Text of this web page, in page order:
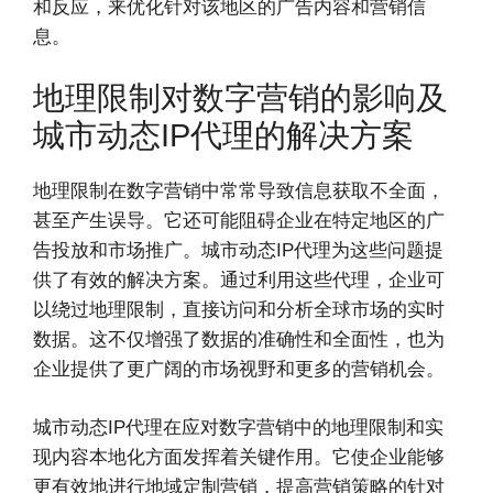
和反应，来优化针对该地区的广告内容和营销信
息。
地理限制对数字营销的影响及
城市动态IP代理的解决方案
地理限制在数字营销中常常导致信息获取不全面，
甚至产生误导。它还可能阻碍企业在特定地区的广
告投放和市场推广。城市动态IP代理为这些问题提
供了有效的解决方案。通过利用这些代理，企业可
以绕过地理限制，直接访问和分析全球市场的实时
数据。这不仅增强了数据的准确性和全面性，也为
企业提供了更广阔的市场视野和更多的营销机会。
城市动态IP代理在应对数字营销中的地理限制和实
现内容本地化方面发挥着关键作用。它使企业能够
更有效地进行地域定制营销，提高营销策略的针对